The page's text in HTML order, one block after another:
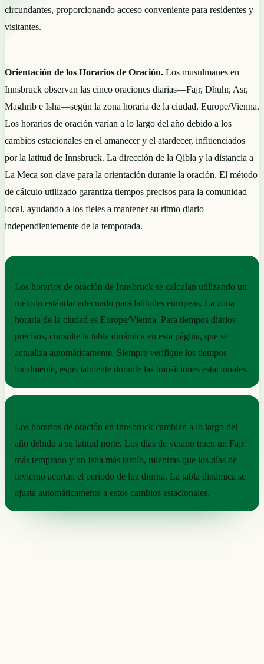
circundantes, proporcionando acceso conveniente para residentes y
visitantes.
Orientación de los Horarios de Oración. Los musulmanes en
Innsbruck observan las cinco oraciones diarias—Fajr, Dhuhr, Asr,
Maghrib e Isha—según la zona horaria de la ciudad, Europe/Vienna.
Los horarios de oración varían a lo largo del año debido a los
cambios estacionales en el amanecer y el atardecer, influenciados
por la latitud de Innsbruck. La dirección de la Qibla y la distancia a
La Meca son clave para la orientación durante la oración. El método
de cálculo utilizado garantiza tiempos precisos para la comunidad
local, ayudando a los fieles a mantener su ritmo diario
independientemente de la temporada.
Los horarios de oración de Innsbruck se calculan utilizando un
método estándar adecuado para latitudes europeas. La zona
horaria de la ciudad es Europe/Vienna. Para tiempos diarios
precisos, consulte la tabla dinámica en esta página, que se
actualiza automáticamente. Siempre verifique los tiempos
localmente, especialmente durante las transiciones estacionales.
Los horarios de oración en Innsbruck cambian a lo largo del
año debido a su latitud norte. Los días de verano traen un Fajr
más temprano y un Isha más tardío, mientras que los días de
invierno acortan el período de luz diurna. La tabla dinámica se
ajusta automáticamente a estos cambios estacionales.